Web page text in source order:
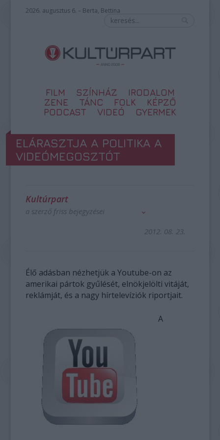
2026. augusztus 6. – Berta, Bettina
FILM SZÍNHÁZ
IRODALOM
ZENE
TÁNC FOLK
KÉPZŐ
PODCAST
VIDEÓ GYERMEK
ELÁRASZTJA A POLITIKA A
VIDEÓMEGOSZTÓT
Kultúrpart
a szerző friss bejegyzései
2012. 08. 23.
Élő adásban nézhetjük a Youtube-on az
amerikai pártok gyűlését, elnökjelölti vitáját,
reklámját, és a nagy hírtelevíziók riportjait.
A